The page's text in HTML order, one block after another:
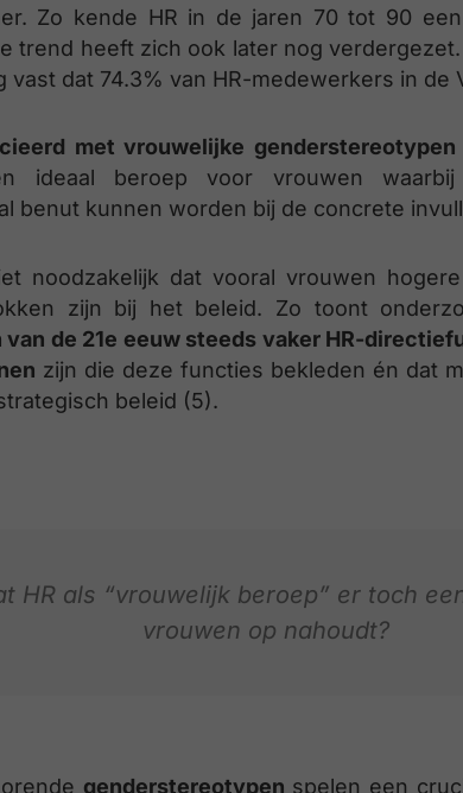
Zo kende HR in de jaren 70 tot 90
trend heeft zich ook later nog
vast dat 74.3% van HR-medewerkers in de
met vrouwelijke genderstereotypen
ideaal beroep voor vrouwen waarbij
benut kunnen worden bij de concrete
noodzakelijk dat vooral vrouwen
zijn bij het beleid. Zo toont
de 21e eeuw steeds vaker HR-
zijn die deze functies bekleden én dat
beleid (5).
HR als “vrouwelijk beroep” er toch
vrouwen op nahoudt?
genderstereotypen spelen een